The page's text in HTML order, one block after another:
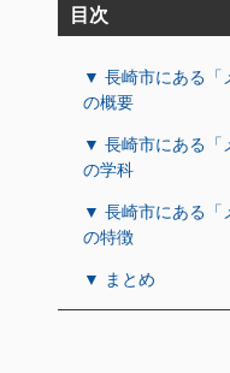
目次
▼ 長崎市にある「
の概要
▼ 長崎市にある「
の学科
▼ 長崎市にある「
の特徴
▼ まとめ